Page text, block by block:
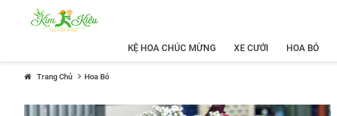
KỆ HOA CHÚC MỪNG XE CƯỚI HOA BÓ
Trang Chủ Hoa Bó